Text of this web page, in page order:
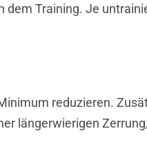
Training. Je
reduzieren.
längerwierigen